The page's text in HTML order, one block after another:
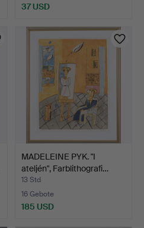
37 USD
MADELEINE PYK. "I
ateljén", Farblithografi…
13 Std
16 Gebote
185 USD